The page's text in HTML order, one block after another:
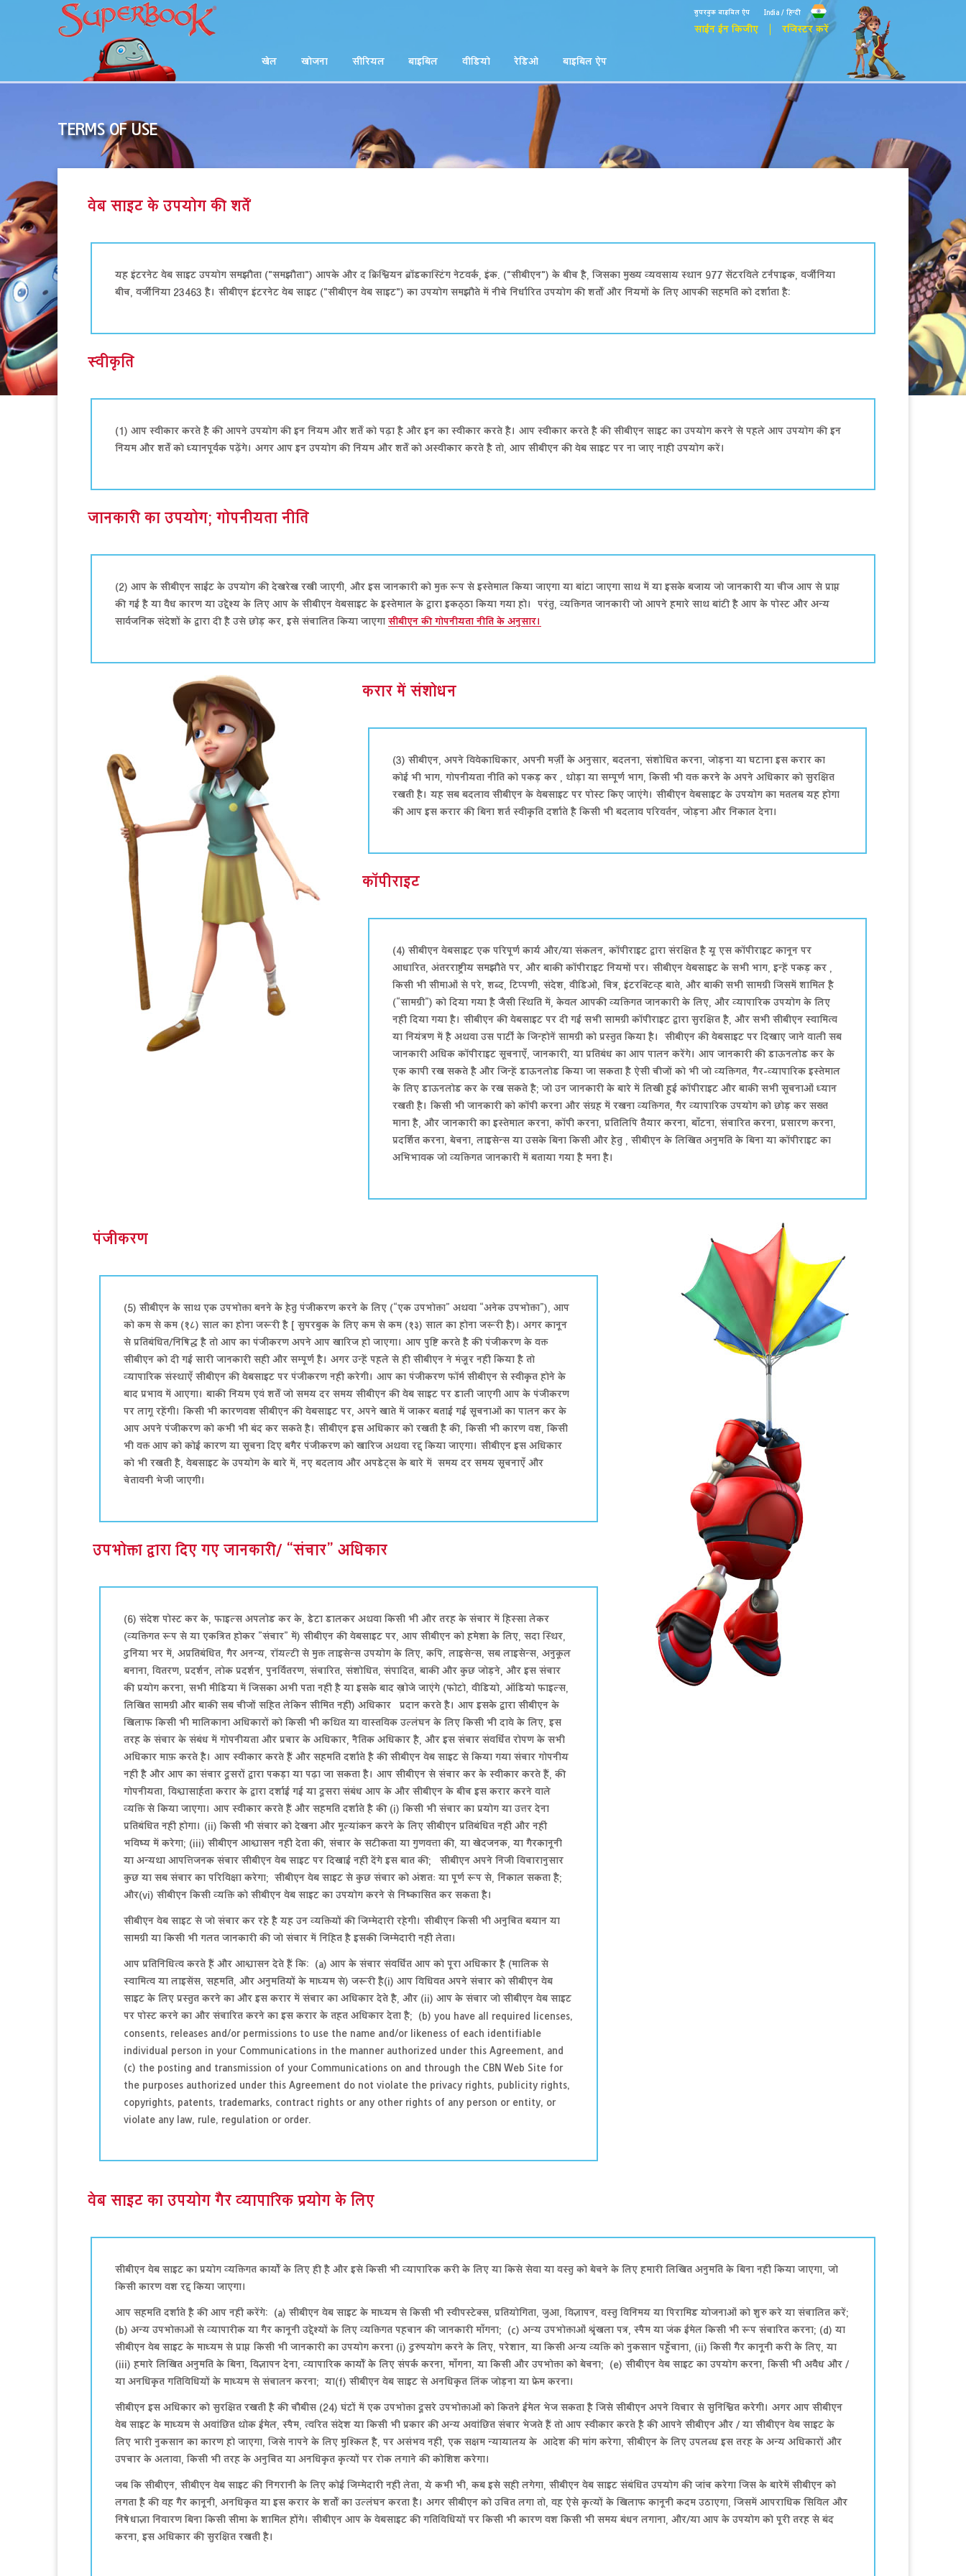
India / हिन्दी
सुपरबुक बाइबिल ऐप
साईन ईन किजीए रजिस्टर करें
खेल खोजना सीरियल बाइबिल वीडियो रेडिओ बाइबिल ऐप
TERMS OF USE
वेब साइट के उपयोग की शर्तें
यह इंटरनेट वेब साइट उपयोग समझौता ("समझौता") आपके और द क्रिश्चियन ब्रॉडकास्टिंग नेटवर्क, इंक. ("सीबीएन") के बीच है, जिसका मुख्य व्यवसाय स्थान 977 सेंटरविले टर्नपाइक, वर्जीनिया
बीच, वर्जीनिया 23463 है। सीबीएन इंटरनेट वेब साइट ("सीबीएन वेब साइट") का उपयोग समझौते में नीचे निर्धारित उपयोग की शर्तों और नियमों के लिए आपकी सहमति को दर्शाता है:
स्वीकृति
(1) आप स्वीकार करते है की आपने उपयोग की इन नियम और शर्तें को पढ़ा है और इन का स्वीकार करते है। आप स्वीकार करते है की सीबीएन साइट का उपयोग करने से पहले आप उपयोग की इन
नियम और शर्तें को ध्यानपूर्वक पढ़ेंगे। अगर आप इन उपयोग की नियम और शर्तें को अस्वीकार करते है तो, आप सीबीएन की वेब साइट पर ना जाए नाही उपयोग करें।
जानकारी का उपयोग; गोपनीयता नीति
(2) आप के सीबीएन साईट के उपयोग की देखरेख रखी जाएगी, और इस जानकारी को मुक्त रूप से इस्तेमाल किया जाएगा या बांटा जाएगा साथ में या इसके बजाय जो जानकारी या चीज आप से प्राप्त
की गई है या वैध कारण या उद्देश्य के लिए आप के सीबीएन वेबसाइट के इस्तेमाल के द्वारा इकठ्ठा किया गया हो। परंतु, व्यक्तिगत जानकारी जो आपने हमारे साथ बांटी है आप के पोस्ट और अन्य
सार्वजनिक संदेशों के द्वारा दी है उसे छोड़ कर, इसे संचालित किया जाएगा सीबीएन की गोपनीयता नीति के अनुसार।
करार में संशोधन
(3) सीबीएन, अपने विवेकाधिकार, अपनी मर्ज़ी के अनुसार, बदलना, संशोधित करना, जोड़ना या घटाना इस करार का
कोई भी भाग, गोपनीयता नीति को पकड़ कर , थोड़ा या सम्पूर्ण भाग, किसी भी वक्त करने के अपने अधिकार को सुरक्षित
रखती है। यह सब बदलाव सीबीएन के वेबसाइट पर पोस्ट किए जाएंगे। सीबीएन वेबसाइट के उपयोग का मतलब यह होगा
की आप इस करार की बिना शर्त स्वीकृति दर्शाते है किसी भी बदलाव परिवर्तन, जोड़ना और निकाल देना।
कॉपीराइट
(4) सीबीएन वेबसाइट एक परिपूर्ण कार्य और/या संकलन, कॉपीराइट द्वारा संरक्षित है यू एस कॉपीराइट कानून पर
आधारित, अंतरराष्ट्रीय समझौते पर, और बाकी कॉपीराइट नियमों पर। सीबीएन वेबसाइट के सभी भाग, इन्हें पकड़ कर ,
किसी भी सीमाओं से परे, शब्द, टिप्पणी, संदेश, वीडिओ, चित्र, इंटरक्टिव्ह बाते, और बाकी सभी सामग्री जिसमें शामिल है
(“सामग्री”) को दिया गया है जैसी स्थिति में, केवल आपकी व्यक्तिगत जानकारी के लिए, और व्यापारिक उपयोग के लिए
नहीं दिया गया है। सीबीएन की वेबसाइट पर दी गई सभी सामग्री कॉपीराइट द्वारा सुरक्षित है, और सभी सीबीएन स्वामित्व
या नियंत्रण में है अथवा उस पार्टी के जिन्होनें सामग्री को प्रस्तुत किया है। सीबीएन की वेबसाइट पर दिखाए जाने वाली सब
जानकारी अधिक कॉपीराइट सूचनाएँ, जानकारी, या प्रतिबंध का आप पालन करेंगे। आप जानकारी की डाऊनलोड कर के
एक कापी रख सकते है और जिन्हें डाऊनलोड किया जा सकता है ऐसी चीजों को भी जो व्यक्तिगत, गैर-व्यापारिक इस्तेमाल
के लिए डाऊनलोड कर के रख सकते है; जो उन जानकारी के बारे में लिखी हुई कॉपीराइट और बाकी सभी सूचनाओं ध्यान
रखती है। किसी भी जानकारी को कॉपी करना और संग्रह में रखना व्यक्तिगत, गैर व्यापारिक उपयोग को छोड़ कर सख्त
माना है, और जानकारी का इस्तेमाल करना, कॉपी करना, प्रतिलिपि तैयार करना, बाँटना, संचारित करना, प्रसारण करना,
प्रदर्शित करना, बेचना, लाइसेन्स या उसके बिना किसी और हेतु , सीबीएन के लिखित अनुमति के बिना या कॉपीराइट का
अभिभावक जो व्यक्तिगत जानकारी में बताया गया है मना है।
पंजीकरण
(5) सीबीएन के साथ एक उपभोक्ता बनने के हेतु पंजीकरण करने के लिए (“एक उपभोक्ता” अथवा “अनेक उपभोक्ता”), आप
को कम से कम (१८) साल का होना जरूरी है [ सुपरबुक के लिए कम से कम (१३) साल का होना जरूरी है)। अगर कानून
से प्रतिबंधित/निषिद्ध है तो आप का पंजीकरण अपने आप खारिज हो जाएगा। आप पुष्टि करते है की पंजीकरण के वक्त
सीबीएन को दी गई सारी जानकारी सही और सम्पूर्ण है। अगर उन्हें पहले से ही सीबीएन ने मंज़ूर नहीं किया है तो
व्यापारिक संस्थाएँ सीबीएन की वेबसाइट पर पंजीकरण नहीं करेगी। आप का पंजीकरण फॉर्म सीबीएन से स्वीकृत होने के
बाद प्रभाव में आएगा। बाकी नियम एवं शर्तें जो समय दर समय सीबीएन की वेब साइट पर डाली जाएगी आप के पंजीकरण
पर लागू रहेंगी। किसी भी कारणवश सीबीएन की वेबसाइट पर, अपने खाते में जाकर बताई गई सूचनाओं का पालन कर के
आप अपने पंजीकरण को कभी भी बंद कर सकते है। सीबीएन इस अधिकार को रखती है की, किसी भी कारण वश, किसी
भी वक्त आप को कोई कारण या सूचना दिए बगैर पंजीकरण को खारिज अथवा रद्द किया जाएगा। सीबीएन इस अधिकार
को भी रखती है, वेबसाइट के उपयोग के बारे में, नए बदलाव और अपडेट्स के बारे में समय दर समय सूचनाएँ और
चेतावनी भेजी जाएगी।
उपभोक्ता द्वारा दिए गए जानकारी/ “संचार” अधिकार
(6) संदेश पोस्ट कर के, फाइल्स अपलोड कर के, डेटा डालकर अथवा किसी भी और तरह के संचार में हिस्सा लेकर
(व्यक्तिगत रूप से या एकत्रित होकर ”संचार” में) सीबीएन की वेबसाइट पर, आप सीबीएन को हमेशा के लिए, सदा स्थिर,
दुनिया भर में, अप्रतिबंधित, गैर अनन्य, रॉयल्टी से मुक्त लाइसेन्स उपयोग के लिए, कपि, लाइसेन्स, सब लाइसेन्स, अनुकूल
बनाना, वितरण, प्रदर्शन, लोक प्रदर्शन, पुनर्वितरण, संचारित, संशोधित, संपादित, बाकी और कुछ जोड़ने, और इस संचार
की प्रयोग करना, सभी मीडिया में जिसका अभी पता नहीं है या इसके बाद ख़ोजे जाएंगे (फोटो, वीडियो, ऑडियो फाइल्स,
लिखित सामग्री और बाकी सब चीजों सहित लेकिन सीमित नहीं) अधिकार प्रदान करते है। आप इसके द्वारा सीबीएन के
खिलाफ किसी भी मालिकाना अधिकारों को किसी भी कथित या वास्तविक उल्लंघन के लिए किसी भी दावे के लिए, इस
तरह के संचार के संबंध में गोपनीयता और प्रचार के अधिकार, नैतिक अधिकार है, और इस संचार संवर्धित रोपण के सभी
अधिकार माफ़ करते है। आप स्वीकार करते हैं और सहमति दर्शाते है की सीबीएन वेब साइट से किया गया संचार गोपनीय
नहीं है और आप का संचार दूसरों द्वारा पकड़ा या पढ़ा जा सकता है। आप सीबीएन से संचार कर के स्वीकार करते हैं, की
गोपनीयता, विश्वासार्हता करार के द्वारा दर्शाई गई या दूसरा संबंध आप के और सीबीएन के बीच इस करार करने वाले
व्यक्ति से किया जाएगा। आप स्वीकार करते हैं और सहमति दर्शाते है की (i) किसी भी संचार का प्रयोग या उत्तर देना
प्रतिबंधित नहीं होगा। (ii) किसी भी संचार को देखना और मूल्यांकन करने के लिए सीबीएन प्रतिबंधित नहीं और नहीं
भविष्य में करेगा; (iii) सीबीएन आश्वासन नहीं देता की, संचार के सटीकता या गुणवत्ता की, या खेदजनक, या गैरकानूनी
या अन्यथा आपत्तिजनक संचार सीबीएन वेब साइट पर दिखाई नहीं देंगे इस बात की; सीबीएन अपने निजी विचारानुसार
कुछ या सब संचार का परिविक्षा करेगा; सीबीएन वेब साइट से कुछ संचार को अंशतः या पूर्ण रूप से, निकाल सकता है;
और(vi) सीबीएन किसी व्यक्ति को सीबीएन वेब साइट का उपयोग करने से निष्कासित कर सकता है।
सीबीएन वेब साइट से जो संचार कर रहे है यह उन व्यक्तियों की जिम्मेदारी रहेगी। सीबीएन किसी भी अनुचित बयान या
सामग्री या किसी भी गलत जानकारी की जो संचार में निहित है इसकी जिम्मेदारी नहीं लेता।
आप प्रतिनिधित्व करते हैं और आश्वासन देते हैं कि: (a) आप के संचार संवर्धित आप को पूरा अधिकार है (मालिक से
स्वामित्व या लाइसेंस, सहमति, और अनुमतियों के माध्यम से) जरूरी है(i) आप विधिवत अपने संचार को सीबीएन वेब
साइट के लिए प्रस्तुत करने का और इस करार में संचार का अधिकार देते है, और (ii) आप के संचार जो सीबीएन वेब साइट
पर पोस्ट करने का और संचारित करने का इस करार के तहत अधिकार देता है; (b) you have all required licenses,
consents, releases and/or permissions to use the name and/or likeness of each identifiable
individual person in your Communications in the manner authorized under this Agreement, and
(c) the posting and transmission of your Communications on and through the CBN Web Site for
the purposes authorized under this Agreement do not violate the privacy rights, publicity rights,
copyrights, patents, trademarks, contract rights or any other rights of any person or entity, or
violate any law, rule, regulation or order.
वेब साइट का उपयोग गैर व्यापारिक प्रयोग के लिए
सीबीएन वेब साइट का प्रयोग व्यक्तिगत कार्यों के लिए ही है और इसे किसी भी व्यापारिक करी के लिए या किसे सेवा या वस्तु को बेचने के लिए हमारी लिखित अनुमति के बिना नहीं किया जाएगा, जो
किसी कारण वश रद्द किया जाएगा।
आप सहमति दर्शाते है की आप नहीं करेंगे: (a) सीबीएन वेब साइट के माध्यम से किसी भी स्वीपस्टेक्स, प्रतियोगिता, जुआ, विज्ञापन, वस्तु विनिमय या पिरामिड योजनाओं को शुरु करे या संचालित करें;
(b) अन्य उपभोक्ताओं से व्यापारीक या गैर कानूनी उद्देश्यों के लिए व्यक्तिगत पहचान की जानकारी माँगना; (c) अन्य उपभोक्ताओं श्रृंखला पत्र, स्पैम या जंक ईमेल किसी भी रूप संचारित करना; (d) या
सीबीएन वेब साइट के माध्यम से प्राप्त किसी भी जानकारी का उपयोग करना (i) दुरुपयोग करने के लिए, परेशान, या किसी अन्य व्यक्ति को नुकसान पहुँचाना, (ii) किसी गैर कानूनी करी के लिए, या
(iii) हमारे लिखित अनुमति के बिना, विज्ञापन देना, व्यापारिक कार्यों के लिए संपर्क करना, माँगना, या किसी और उपभोक्ता को बेचना; (e) सीबीएन वेब साइट का उपयोग करना, किसी भी अवैध और /
या अनधिकृत गतिविधियों के माध्यम से संचालन करना; या(f) सीबीएन वेब साइट से अनधिकृत लिंक जोड़ना या फ्रेम करना।
सीबीएन इस अधिकार को सुरक्षित रखती है की चौबीस (24) घंटों में एक उपभोक्ता दूसरे उपभोक्ताओं को कितने ईमेल भेज सकता है जिसे सीबीएन अपने विचार से सुनिश्चित करेगी। अगर आप सीबीएन
वेब साइट के माध्यम से अवांछित थोक ईमेल, स्पैम, त्वरित संदेश या किसी भी प्रकार की अन्य अवांछित संचार भेजते हैं तो आप स्वीकार करते है की आपने सीबीएन और / या सीबीएन वेब साइट के
लिए भारी नुकसान का कारण हो जाएगा, जिसे नापने के लिए मुश्किल है, पर असंभव नहीं, एक सक्षम न्यायालय के आदेश की मांग करेगा, सीबीएन के लिए उपलब्ध इस तरह के अन्य अधिकारों और
उपचार के अलावा, किसी भी तरह के अनुचित या अनधिकृत कृत्यों पर रोक लगाने की कोशिश करेगा।
जब कि सीबीएन, सीबीएन वेब साइट की निगरानी के लिए कोई जिम्मेदारी नहीं लेता, ये कभी भी, कब इसे सही लगेगा, सीबीएन वेब साइट संबंधित उपयोग की जांच करेगा जिस के बारेमें सीबीएन को
लगता है की वह गैर कानूनी, अनधिकृत या इस करार के शर्तों का उल्लंघन करता है। अगर सीबीएन को उचित लगा तो, वह ऐसे कृत्यों के खिलाफ कानूनी कदम उठाएगा, जिसमें आपराधिक सिविल और
निषेधाज्ञा निवारण बिना किसी सीमा के शामिल होंगे। सीबीएन आप के वेबसाइट की गतिविधियों पर किसी भी कारण वश किसी भी समय बंधन लगाना, और/या आप के उपयोग को पूरी तरह से बंद
करना, इस अधिकार की सुरक्षित रखती है।